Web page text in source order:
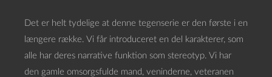
Det er helt tydelige at denne tegenserie er den første i en
længere række. Vi får introduceret en del karakterer, som
alle har deres narrative funktion som stereotyp. Vi har
den gamle omsorgsfulde mand, veninderne, veteranen